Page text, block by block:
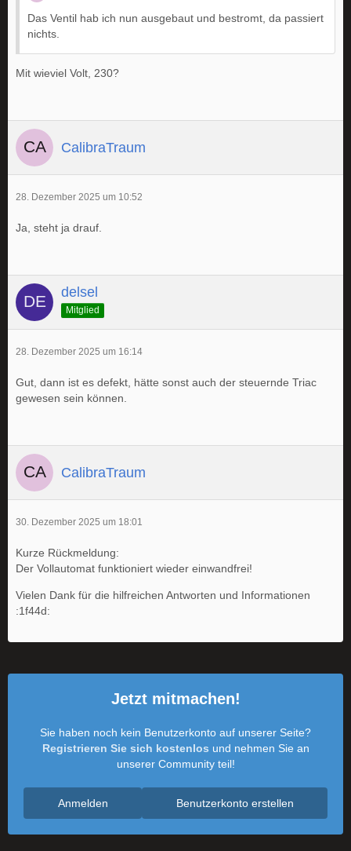
Das Ventil hab ich nun ausgebaut und bestromt, da passiert
nichts.
Mit wieviel Volt, 230?
CalibraTraum
28. Dezember 2025 um 10:52
Ja, steht ja drauf.
delsel
Mitglied
28. Dezember 2025 um 16:14
Gut, dann ist es defekt, hätte sonst auch der steuernde Triac
gewesen sein können.
CalibraTraum
30. Dezember 2025 um 18:01
Kurze Rückmeldung:
Der Vollautomat funktioniert wieder einwandfrei!
Vielen Dank für die hilfreichen Antworten und Informationen
:1f44d:
Jetzt mitmachen!
Sie haben noch kein Benutzerkonto auf unserer Seite?
Registrieren Sie sich kostenlos und nehmen Sie an
unserer Community teil!
Benutzerkonto erstellen
Anmelden